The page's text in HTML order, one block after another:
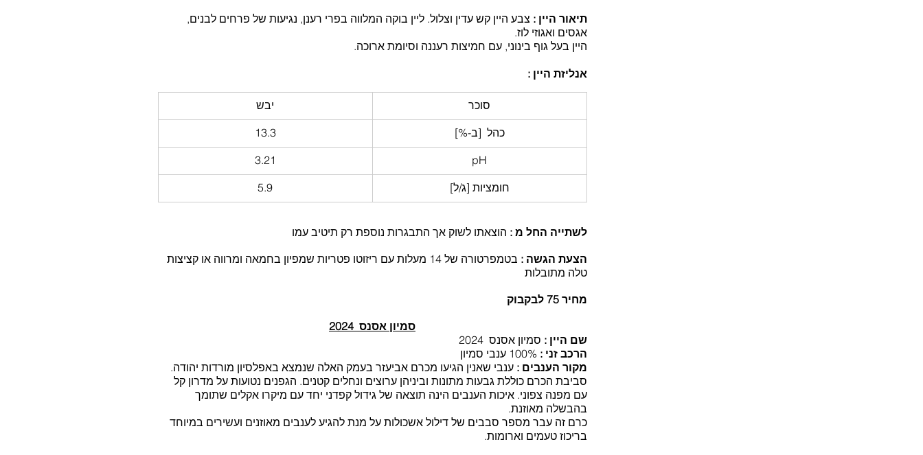
תיאור היין : צבע היין קש עדין וצלול. ליין בוקה המלווה בפרי רענן, נגיעות של פרחים לבנים,
אגסים ואגוזי לוז.
היין בעל גוף בינוני, עם חמיצות רעננה וסיומת ארוכה.
אנליזת היין :
סוכר
יבש
כהל  [ב-%]
13.3
pH
3.21
חומציות [ג/ל]
5.9
לשתייה החל מ : הוצאתו לשוק אך התבגרות נוספת רק תיטיב עמו
הצעת הגשה : בטמפרטורה של
14 מעלות עם ריזוטו פטריות שמפיון בחמאה ומרווה או קציצות
טלה מתובלות
מחיר 75 לבקבוק
סמיון אסנס  2024
שם היין : סמיון אסנס  2024
הרכב זני :
מקור הענבים : ענבי שאנין הגיעו מכרם אביעזר בעמק האלה שנמצא באפלסיון מורדות יהודה.
סביבת הכרם כוללת גבעות מתונות וביניהן ערוצים ונחלים קטנים. הגפנים נטועות על מדרון קל
עם מפנה צפוני. איכות הענבים הינה תוצאה של גידול קפדני יחד עם מיקרו אקלים שתומך
בהבשלה מאוזנת.
כרם זה עבר מספר סבבים של דילול אשכולות על מנת להגיע לענבים מאוזנים ועשירים במיוחד
בריכוז טעמים וארומות.